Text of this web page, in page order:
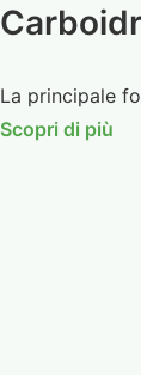
La principale
Scopri di più